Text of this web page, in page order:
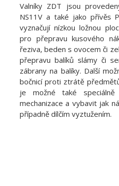
Valníky ZDT jsou
NS11V a také jako přívěs
vyznačují nízkou ložnou
pro přepravu kusového
řeziva, beden s ovocem či
přepravu balíků slámy či
zábrany na balíky. Další
bočnicí proti ztrátě
je možné také
mechanizace a vybavit jak
případně dílčím vyztužením.